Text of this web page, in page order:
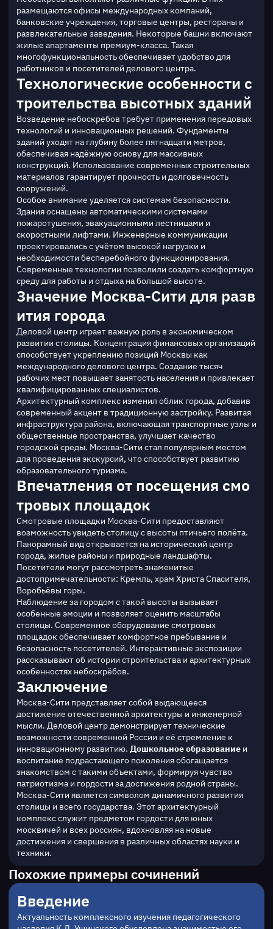
размещаются офисы международных компаний,
банковские учреждения, торговые центры, рестораны и
развлекательные заведения. Некоторые башни включают
жилые апартаменты премиум-класса. Такая
многофункциональность обеспечивает удобство для
работников и посетителей делового центра.
Технологические особенности с
троительства высотных зданий
Возведение небоскрёбов требует применения передовых
технологий и инновационных решений. Фундаменты
зданий уходят на глубину более пятнадцати метров,
обеспечивая надёжную основу для массивных
конструкций. Использование современных строительных
материалов гарантирует прочность и долговечность
сооружений.
Особое внимание уделяется системам безопасности.
Здания оснащены автоматическими системами
пожаротушения, эвакуационными лестницами и
скоростными лифтами. Инженерные коммуникации
проектировались с учётом высокой нагрузки и
необходимости бесперебойного функционирования.
Современные технологии позволили создать комфортную
среду для работы и отдыха на большой высоте.
Значение Москва-Сити для разв
ития города
Деловой центр играет важную роль в экономическом
развитии столицы. Концентрация финансовых организаций
способствует укреплению позиций Москвы как
международного делового центра. Создание тысяч
рабочих мест повышает занятость населения и привлекает
квалифицированных специалистов.
Архитектурный комплекс изменил облик города, добавив
современный акцент в традиционную застройку. Развитая
инфраструктура района, включающая транспортные узлы и
общественные пространства, улучшает качество
городской среды. Москва-Сити стал популярным местом
для проведения экскурсий, что способствует развитию
образовательного туризма.
Впечатления от посещения смо
тровых площадок
Смотровые площадки Москва-Сити предоставляют
возможность увидеть столицу с высоты птичьего полёта.
Панорамный вид открывается на исторический центр
города, жилые районы и природные ландшафты.
Посетители могут рассмотреть знаменитые
достопримечательности: Кремль, храм Христа Спасителя,
Воробьёвы горы.
Наблюдение за городом с такой высоты вызывает
особенные эмоции и позволяет оценить масштабы
столицы. Современное оборудование смотровых
площадок обеспечивает комфортное пребывание и
безопасность посетителей. Интерактивные экспозиции
рассказывают об истории строительства и архитектурных
особенностях небоскрёбов.
Заключение
Москва-Сити представляет собой выдающееся
достижение отечественной архитектуры и инженерной
мысли. Деловой центр демонстрирует технические
возможности современной России и её стремление к
инновационному развитию. Дошкольное образование и
воспитание подрастающего поколения обогащается
знакомством с такими объектами, формируя чувство
патриотизма и гордости за достижения родной страны.
Москва-Сити является символом динамичного развития
столицы и всего государства. Этот архитектурный
комплекс служит предметом гордости для юных
москвичей и всех россиян, вдохновляя на новые
достижения и свершения в различных областях науки и
техники.
Похожие примеры сочинений
Введение
Актуальность комплексного изучения педагогического